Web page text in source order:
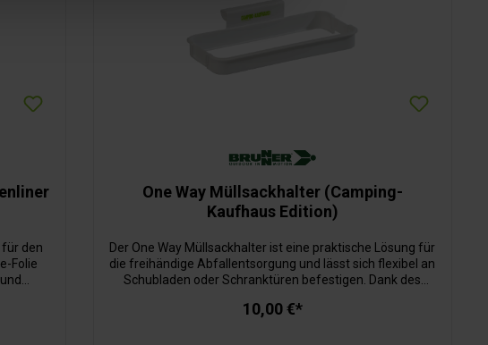
für den
Folie
One Way Müllsackhalter (Camping-
Kaufhaus Edition)
Der One Way Müllsackhalter ist eine praktische Lösung für
die freihändige Abfallentsorgung und lässt sich flexibel an
Schubladen oder Schranktüren befestigen. Dank des
fixiert und bleibt zuverlässig an seinem Platz. So sorgst du
10,00 €*